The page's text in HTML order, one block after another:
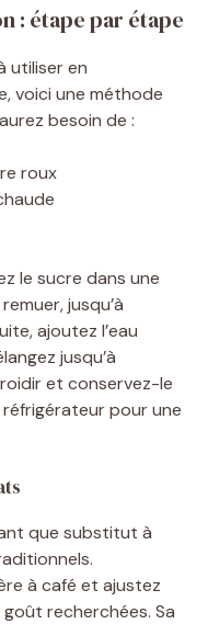
: étape par étape
utiliser en
voici une méthode
besoin de :
roux
le sucre dans une
jusqu’à
ajoutez l’eau
jusqu’à
et conservez-le
pour une
que substitut à
à café et ajustez
recherchées. Sa